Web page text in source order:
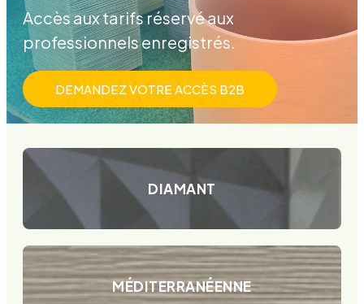
Accès aux tarifs réservé aux
professionnels enregistrés.
DEMANDEZ VOTRE ACCÈS B2B
DIAMANT
MÉDITERRANÉENNE